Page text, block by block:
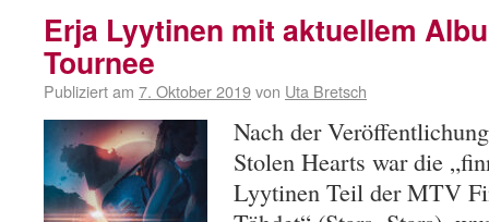
Erja Lyytinen mit aktuellem
Tournee
Publiziert am 7. Oktober 2019von Uta Bretsch
Nach der
Stolen Hearts war die
Lyytinen Teil der MTV